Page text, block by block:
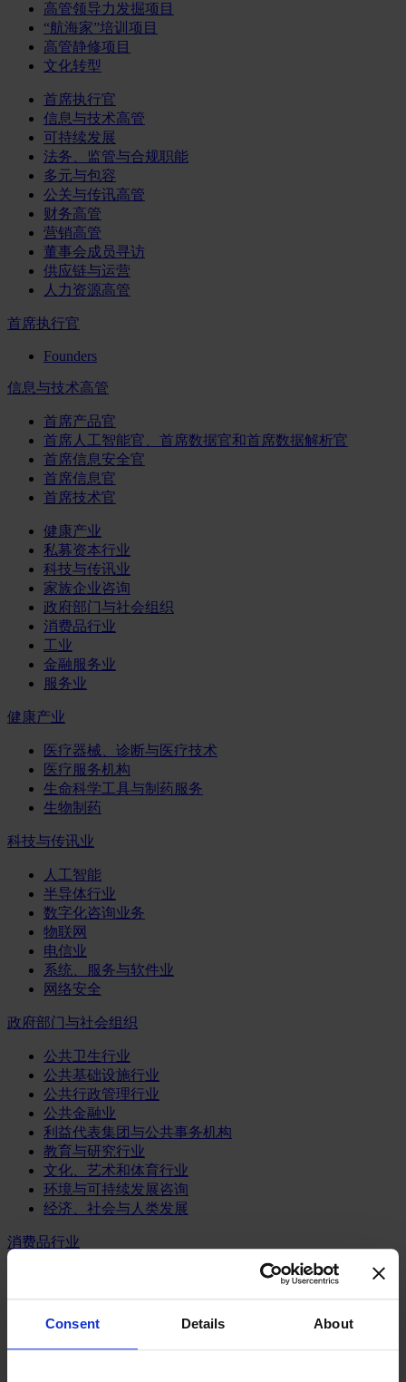
Consent Details About
高管领导力发掘项目
“航海家”培训项目
高管静修项目
文化转型
首席执行官
信息与技术高管
可持续发展
法务、监管与合规职能
多元与包容
公关与传讯高管
财务高管
营销高管
董事会成员寻访
供应链与运营
人力资源高管
首席执行官
Founders
信息与技术高管
首席产品官
首席人工智能官、首席数据官和首席数据解析官
首席信息安全官
首席信息官
首席技术官
健康产业
私募资本行业
科技与传讯业
家族企业咨询
政府部门与社会组织
消费品行业
工业
金融服务业
服务业
健康产业
医疗器械、诊断与医疗技术
医疗服务机构
生命科学工具与制药服务
生物制药
科技与传讯业
人工智能
半导体行业
数字化咨询业务
物联网
电信业
系统、服务与软件业
网络安全
政府部门与社会组织
公共卫生行业
公共基础设施行业
公共行政管理行业
公共金融业
利益代表集团与公共事务机构
教育与研究行业
文化、艺术和体育行业
环境与可持续发展咨询
经济、社会与人类发展
消费品行业
零售、服装与奢侈品
餐饮、旅游与酒店业